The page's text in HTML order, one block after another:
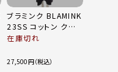
ブラミンク BLAMINK
23SS コットン クル
ーネック パフスリー
ク 36
在庫切れ
27,500